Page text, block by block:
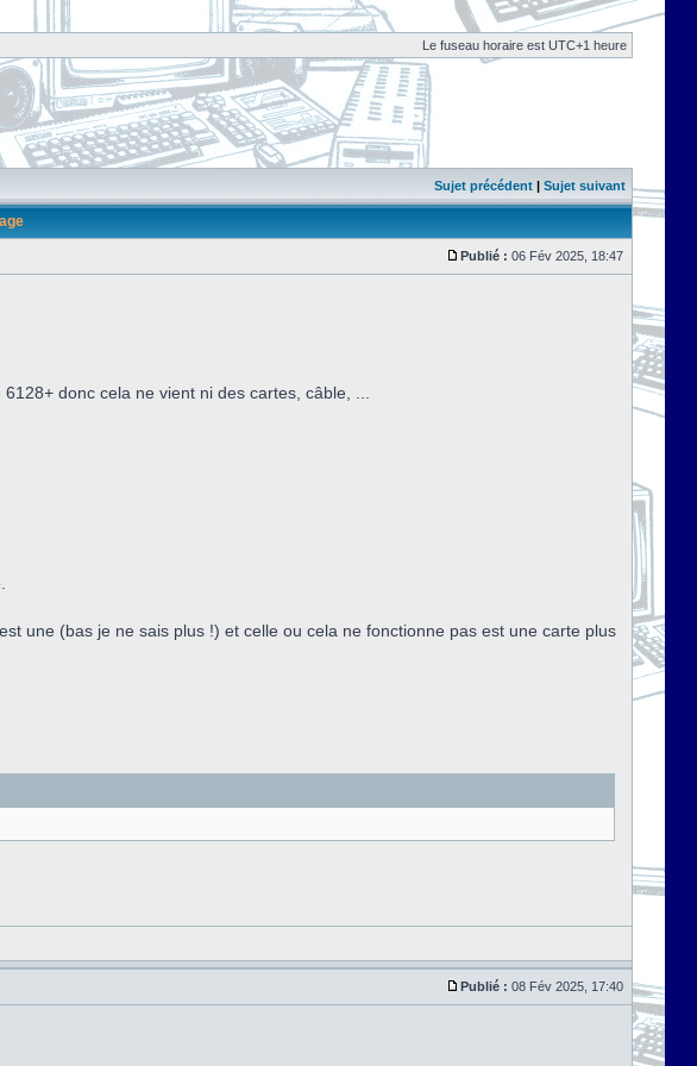
Le fuseau horaire est UTC+1 heure
Sujet précédent | Sujet suivant
Publié : 06 Fév 2025, 18:47
donc cela ne vient ni des cartes, câble, ...
une (bas je ne sais plus !) et celle ou cela ne fonctionne pas est une carte plus
Publié : 08 Fév 2025, 17:40